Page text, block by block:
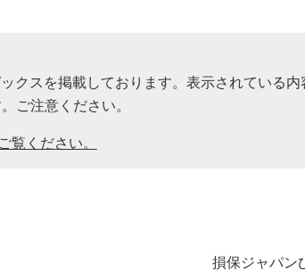
トピックス​
メディア掲載情報​
クスを掲載しております。表示されている
ご注意ください。
ください。
損保ジャパン